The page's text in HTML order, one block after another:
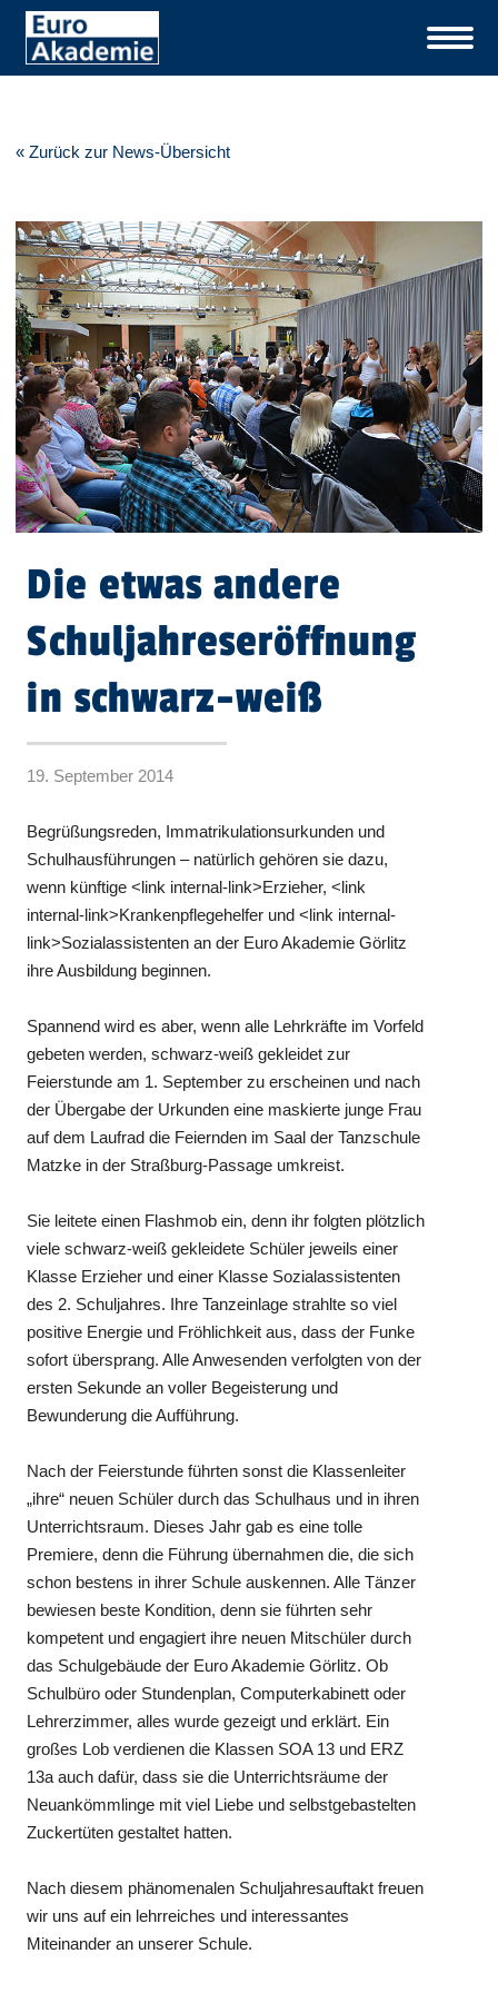
« Zurück zur News-Übersicht
Die etwas andere
Schuljahreseröffnung
in schwarz-weiß
19. September 2014
Begrüßungsreden, Immatrikulationsurkunden und
Schulhausführungen – natürlich gehören sie dazu,
wenn künftige <link internal-link>Erzieher, <link
internal-link>Krankenpflegehelfer und <link internal-
link>Sozialassistenten an der Euro Akademie Görlitz
ihre Ausbildung beginnen.
Spannend wird es aber, wenn alle Lehrkräfte im Vorfeld
gebeten werden, schwarz-weiß gekleidet zur
Feierstunde am 1. September zu erscheinen und nach
der Übergabe der Urkunden eine maskierte junge Frau
auf dem Laufrad die Feiernden im Saal der Tanzschule
Matzke in der Straßburg-Passage umkreist.
Sie leitete einen Flashmob ein, denn ihr folgten plötzlich
viele schwarz-weiß gekleidete Schüler jeweils einer
Klasse Erzieher und einer Klasse Sozialassistenten
des 2. Schuljahres. Ihre Tanzeinlage strahlte so viel
positive Energie und Fröhlichkeit aus, dass der Funke
sofort übersprang. Alle Anwesenden verfolgten von der
ersten Sekunde an voller Begeisterung und
Bewunderung die Aufführung.
Nach der Feierstunde führten sonst die Klassenleiter
„ihre“ neuen Schüler durch das Schulhaus und in ihren
Unterrichtsraum. Dieses Jahr gab es eine tolle
Premiere, denn die Führung übernahmen die, die sich
schon bestens in ihrer Schule auskennen. Alle Tänzer
bewiesen beste Kondition, denn sie führten sehr
kompetent und engagiert ihre neuen Mitschüler durch
das Schulgebäude der Euro Akademie Görlitz. Ob
Schulbüro oder Stundenplan, Computerkabinett oder
Lehrerzimmer, alles wurde gezeigt und erklärt. Ein
großes Lob verdienen die Klassen SOA 13 und ERZ
13a auch dafür, dass sie die Unterrichtsräume der
Neuankömmlinge mit viel Liebe und selbstgebastelten
Zuckertüten gestaltet hatten.
Nach diesem phänomenalen Schuljahresauftakt freuen
wir uns auf ein lehrreiches und interessantes
Miteinander an unserer Schule.